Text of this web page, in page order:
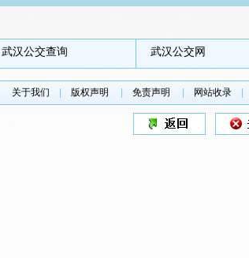
武汉公交查询 武汉公交网
关于我们 版权声明 免责声明 网站收录